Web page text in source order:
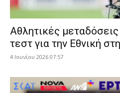
Αθλητικές
τεστ για την Εθνική
4 Ιουνίου 2026 07:57